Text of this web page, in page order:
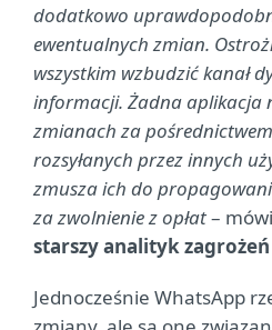
dodatkowo
ewentualnych zmian.
wszystkim wzbudzić kanał
informacji. Żadna aplikacja
zmianach za
rozsyłanych przez innych
zmusza ich do
za zwolnienie z opłat– mówi
starszy analityk zagrożeń
Jednocześnie WhatsApp